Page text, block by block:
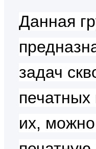
Данная
задач
их, можно